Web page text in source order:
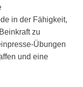
in der Fähigkeit,
zu
Übungen
und eine